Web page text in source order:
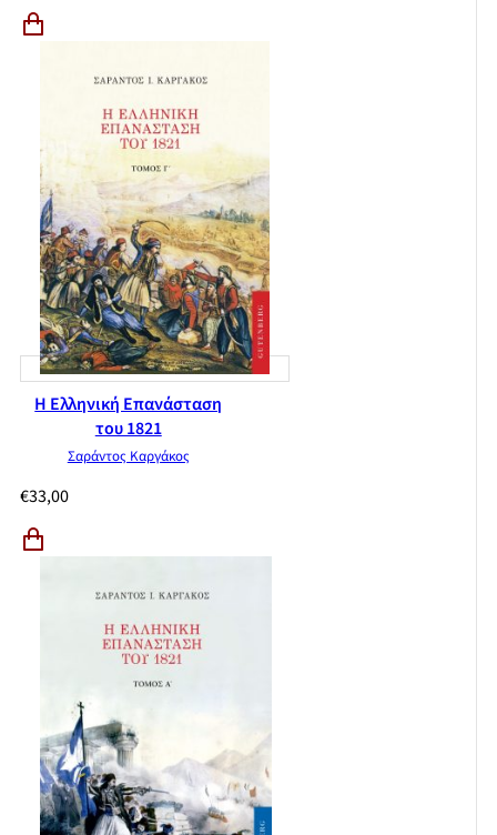
Η Ελληνική Επανάσταση
του 1821
Σαράντος Καργάκος
€33,00